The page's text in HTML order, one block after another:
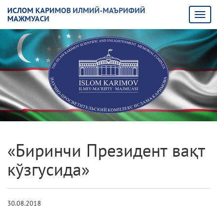
ИСЛОМ КАРИМОВ ИЛМИЙ-МАЪРИФИЙ
МАЖМУАСИ
«Биринчи Президент вақт
кўзгусида»
30.08.2018